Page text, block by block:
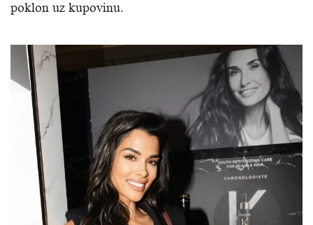
poklon uz kupovinu.